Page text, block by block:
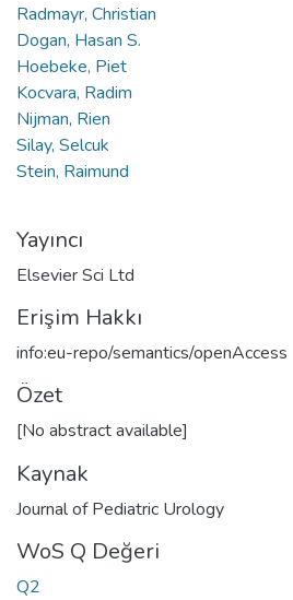
Radmayr, Christian
Dogan, Hasan S.
Hoebeke, Piet
Kocvara, Radim
Nijman, Rien
Silay, Selcuk
Stein, Raimund
Yayıncı
Elsevier Sci Ltd
Erişim Hakkı
info:eu-repo/semantics/openAccess
Özet
[No abstract available]
Kaynak
Journal of Pediatric Urology
WoS Q Değeri
Q2